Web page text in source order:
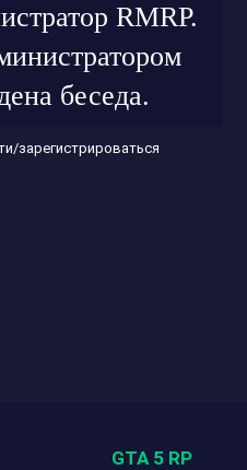
RMRP.
беседа.
зарегистрироваться
GTA 5 RP